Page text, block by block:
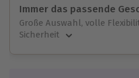
Immer das passende
Große Auswahl, volle
Sicherheit